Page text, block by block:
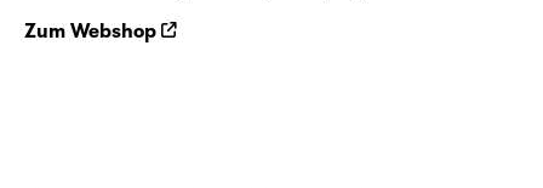
Zum Webshop